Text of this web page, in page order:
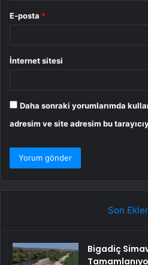
E-posta *
İnternet sitesi
Daha sonraki yorumlarımda
adresim ve site adresim bu
Son
Bigadiç